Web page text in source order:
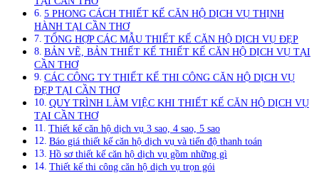
5 PHONG CÁCH THIẾT KẾ CĂN HỘ DỊCH VỤ THỊNH
HÀNH TẠI CẦN THƠ
TỔNG HỢP CÁC MẪU THIẾT KẾ CĂN HỘ DỊCH VỤ ĐẸP
BẢN VẼ, BẢN THIẾT KẾ THIẾT KẾ CĂN HỘ DỊCH VỤ TẠI
CẦN THƠ
CÁC CÔNG TY THIẾT KẾ THI CÔNG CĂN HỘ DỊCH VỤ
ĐẸP TẠI CẦN THƠ
QUY TRÌNH LÀM VIỆC KHI THIẾT KẾ CĂN HỘ DỊCH VỤ
TẠI CẦN THƠ
Thiết kế căn hộ dịch vụ 3 sao, 4 sao, 5 sao
Báo giá thiết kế căn hộ dịch vụ và tiến độ thanh toán
Hồ sơ thiết kế căn hộ dịch vụ gồm những gì
Thiết kế thi công căn hộ dịch vụ trọn gói